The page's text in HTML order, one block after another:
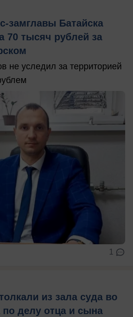
замглавы Батайска
70 тысяч рублей за
не уследил за территорией
1
из зала суда во
по делу отца и сына